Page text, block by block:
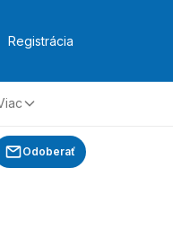
Registrácia
Odoberať